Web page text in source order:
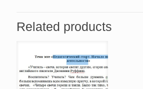
Related products